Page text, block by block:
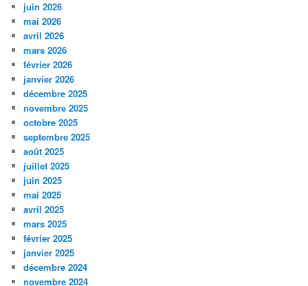
juin 2026
mai 2026
avril 2026
mars 2026
février 2026
janvier 2026
décembre 2025
novembre 2025
octobre 2025
septembre 2025
août 2025
juillet 2025
juin 2025
mai 2025
avril 2025
mars 2025
février 2025
janvier 2025
décembre 2024
novembre 2024